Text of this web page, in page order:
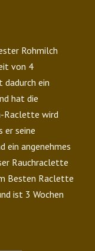
Rohmilch
von 4
ein
hat die
Raclette wird
er seine
ein angenehmes
Rauchraclette
Besten Raclette
ist 3 Wochen